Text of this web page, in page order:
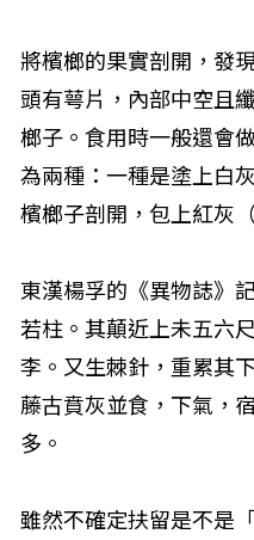
將檳榔的果實剖開，發
頭有萼片，內部中空且
榔子。食用時一般還會
為兩種：一種是塗上白
檳榔子剖開，包上紅灰
東漢楊孚的《異物誌》
若柱。其顛近上未五六
李。又生棘針，重累其
藤古賁灰並食，下氣，
多。
雖然不確定扶留是不是